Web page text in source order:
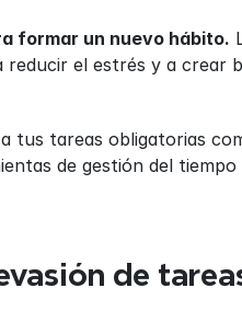
formar un nuevo hábito.
el estrés y a crear
tareas obligatorias
de gestión del
de